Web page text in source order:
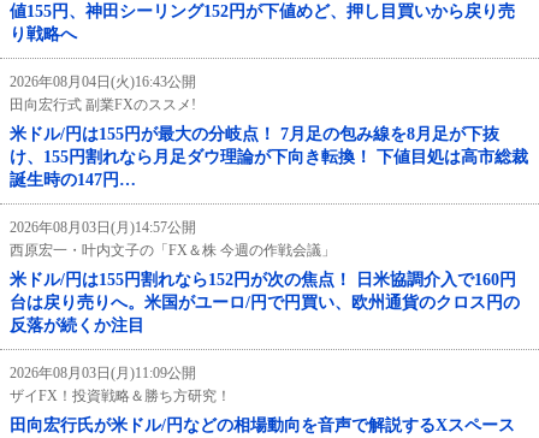
値155円、神田シーリング152円が下値めど、押し目買いから戻り売
り戦略へ
2026年08月04日(火)16:43公開
田向宏行式 副業FXのススメ!
米ドル/円は155円が最大の分岐点！ 7月足の包み線を8月足が下抜
け、155円割れなら月足ダウ理論が下向き転換！ 下値目処は高市総裁
誕生時の147円…
2026年08月03日(月)14:57公開
西原宏一・叶内文子の「FX＆株 今週の作戦会議」
米ドル/円は155円割れなら152円が次の焦点！ 日米協調介入で160円
台は戻り売りへ。米国がユーロ/円で円買い、欧州通貨のクロス円の
反落が続くか注目
2026年08月03日(月)11:09公開
ザイFX！投資戦略＆勝ち方研究！
田向宏行氏が米ドル/円などの相場動向を音声で解説するXスペース